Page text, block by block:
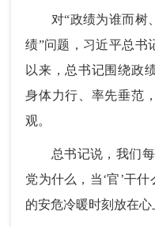
对“政绩为谁而树、
绩”问题，习近平总书
以来，总书记围绕政
身体力行、率先垂范
观。
总书记说，我们每
党为什么，当‘官’干
的安危冷暖时刻放在心